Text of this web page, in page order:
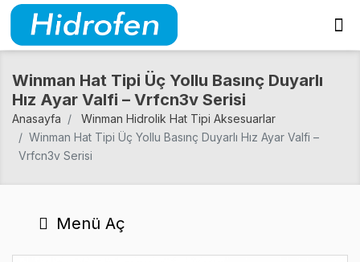
Winman Hat Tipi Üç Yollu Basınç Duyarlı
Hız Ayar Valfi – Vrfcn3v Serisi
Anasayfa
Winman Hidrolik Hat Tipi Aksesuarlar
Winman Hat Tipi Üç Yollu Basınç Duyarlı Hız Ayar Valfi –
Vrfcn3v Serisi
Menü Aç